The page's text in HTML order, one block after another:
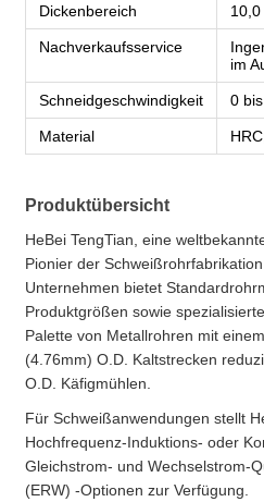
Dickenbereich
Nachverkaufsservice
im
Schneidgeschwindigkeit 0
Material
Produktübersicht
HeBei TengTian, eine
Pionier der
Unternehmen bietet
Produktgrößen sowie
Palette von Metallrohren mit
(4.76mm) O.D. Kaltstrecken
O.D. Käfigmühlen.
Für Schweißanwendungen stellt
Hochfrequenz-Induktions- oder
Gleichstrom- und Wechselstrom-
(ERW) -Optionen zur Verfügung.